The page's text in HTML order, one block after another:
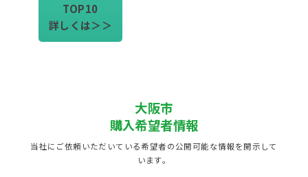
TOP10
詳しくは＞＞
大阪市
購入希望者情報
当社にご依頼いただいている希望者の公開可能な情報を開示して
います。